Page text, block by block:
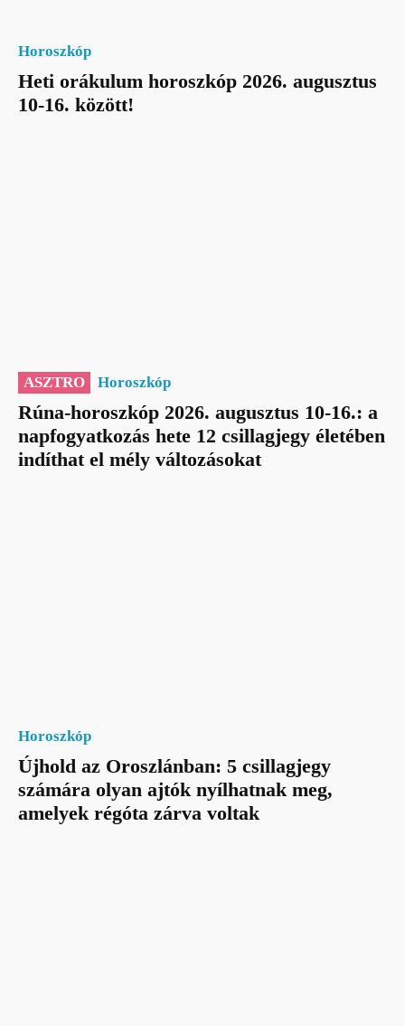
Horoszkóp
Heti orákulum horoszkóp 2026. augusztus
10-16. között!
ASZTRO Horoszkóp
Rúna-horoszkóp 2026. augusztus 10-16.: a
napfogyatkozás hete 12 csillagjegy életében
indíthat el mély változásokat
Horoszkóp
Újhold az Oroszlánban: 5 csillagjegy
számára olyan ajtók nyílhatnak meg,
amelyek régóta zárva voltak